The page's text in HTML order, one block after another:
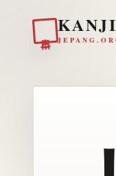
KANJI